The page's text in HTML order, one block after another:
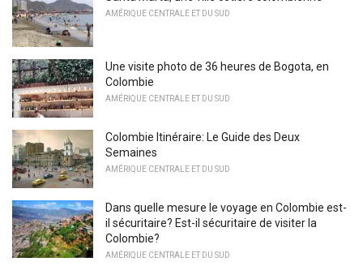
AMÉRIQUE CENTRALE ET DU SUD
Une visite photo de 36 heures de Bogota, en
Colombie
AMÉRIQUE CENTRALE ET DU SUD
Colombie Itinéraire: Le Guide des Deux
Semaines
AMÉRIQUE CENTRALE ET DU SUD
Dans quelle mesure le voyage en Colombie est-
il sécuritaire? Est-il sécuritaire de visiter la
Colombie?
AMÉRIQUE CENTRALE ET DU SUD